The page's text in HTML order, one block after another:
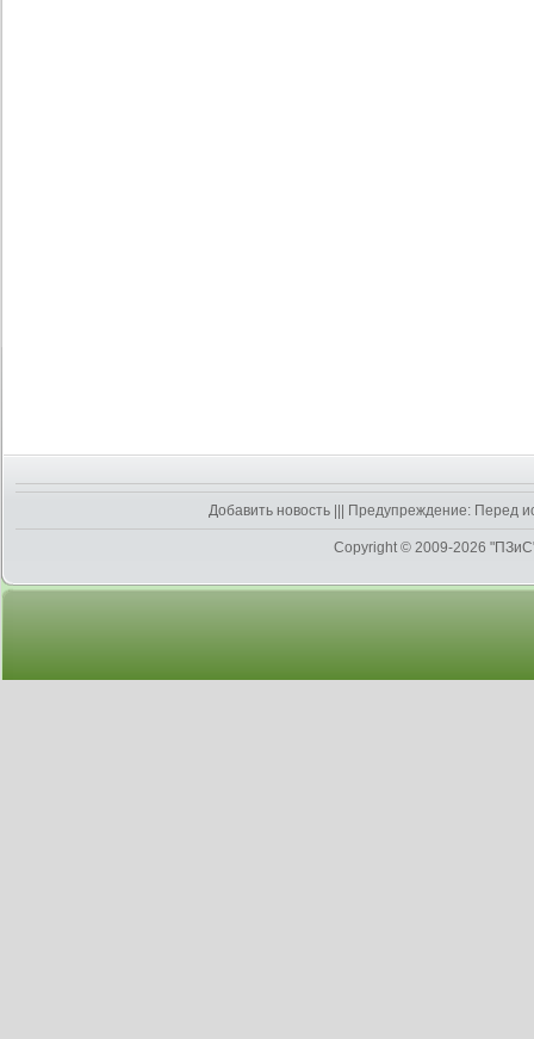
Добавить новость ||| Предупреждение: Перед
Copyright © 2009-2026